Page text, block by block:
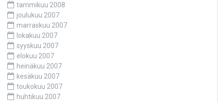
tammikuu 2008
joulukuu 2007
marraskuu 2007
lokakuu 2007
syyskuu 2007
elokuu 2007
heinäkuu 2007
kesäkuu 2007
toukokuu 2007
huhtikuu 2007